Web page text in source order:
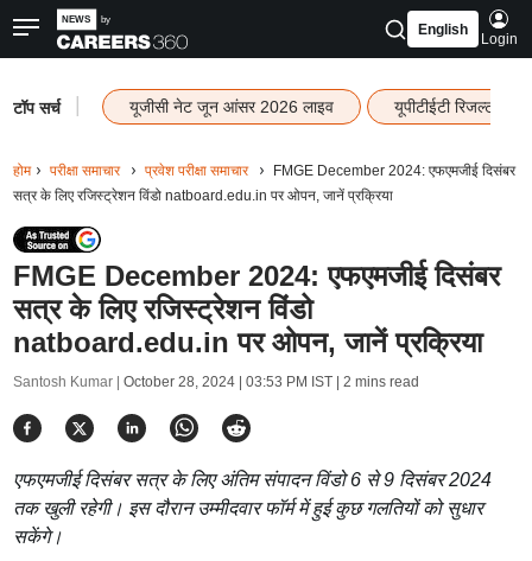
English
Login
टॉप सर्च यूजीसी नेट जून आंसर 2026 लाइव यूपीटीईटी रिजल्ट
होम परीक्षा समाचार प्रवेश परीक्षा समाचार
FMGE December 2024: एफएमजीई दिसंबर
सत्र के लिए रजिस्ट्रेशन विंडो natboard.edu.in पर ओपन, जानें प्रक्रिया
FMGE December 2024: एफएमजीई दिसंबर
सत्र के लिए रजिस्ट्रेशन विंडो
natboard.edu.in पर ओपन, जानें प्रक्रिया
Santosh Kumar | October 28, 2024 | 03:53 PM IST| 2 mins read
एफएमजीई दिसंबर सत्र के लिए अंतिम संपादन विंडो 6 से 9 दिसंबर 2024
तक खुली रहेगी। इस दौरान उम्मीदवार फॉर्म में हुई कुछ गलतियों को सुधार
सकेंगे।